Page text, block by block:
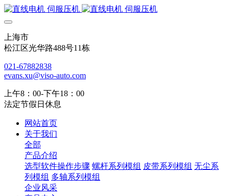
上海市
松江区光华路488号11栋
021-67882838
evans.xu@viso-auto.com
上午8：00-下午18：00
法定节假日休息
网站首页
关于我们
全部
产品介绍
选型软件操作步骤 螺杆系列模组 皮带系列模组 无尘系
列模组 多轴系列模组
企业风采